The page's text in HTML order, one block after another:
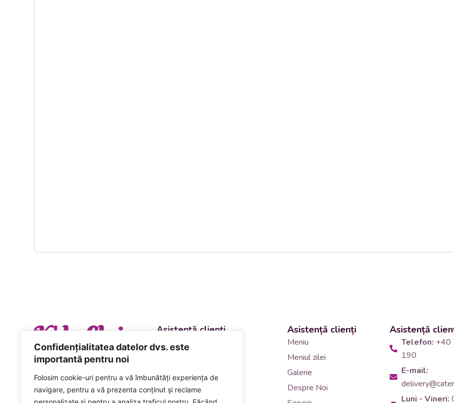
Confidențialitatea datelor dvs. este
importantă pentru noi
Folosim cookie-uri pentru a vă îmbunătăți experiența de
navigare, pentru a vă prezenta conținut și reclame
K' la Cluj Asistență clienți
Departament vânzări și
Comenzi și livrări catering
Asistență clienți
Meniu
Meniul zilei
Galerie
Despre Noi
Asistență
Telefon: +40
190
E-mail:
Luni - Vineri: